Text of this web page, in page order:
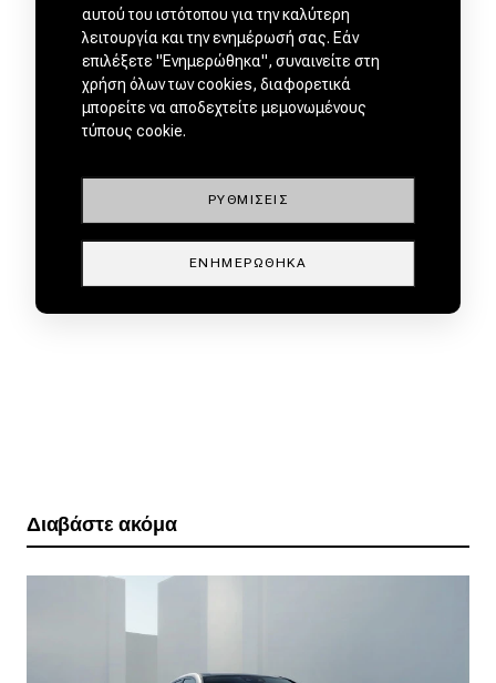
Διαβάστε ακόμα
αυτού του ιστότοπου για την καλύτερη
λειτουργία και την ενημέρωσή σας. Εάν
επιλέξετε "Ενημερώθηκα", συναινείτε στη
χρήση όλων των cookies, διαφορετικά
μπορείτε να αποδεχτείτε μεμονωμένους
τύπους cookie.
ΡΥΘΜΊΣΕΙΣ
ΕΝΗΜΕΡΏΘΗΚΑ